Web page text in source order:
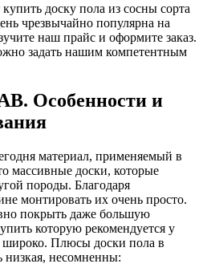
доску пола из сосны сорта
чрезвычайно популярна на
наш прайс и оформите заказ.
задать нашим компетентным
Особенности и
материал, применяемый в
массивные доски, которые
породы. Благодаря
монтировать их очень просто.
покрыть даже большую
которую рекомендуется у
широко. Плюсы доски пола в
низкая, несомненны: